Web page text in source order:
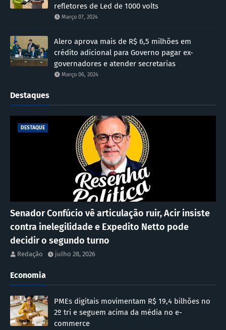
refletores de Led de 1000 volts
Março 07, 2024
Alero aprova mais de R$ 6,5 milhões em
crédito adicional para Governo pagar ex-
governadores e atender secretarias
Março 06, 2024
Destaques
DESTAQUE
Senador Confúcio vê articulação ruir, Acir insiste
contra inelegilidade e Expedito Netto pode
decidir o segundo turno
Redação julho 28, 2026
Economia
PMEs digitais movimentam R$ 19,4 bilhões no
2º tri e seguem acima da média no e-
commerce